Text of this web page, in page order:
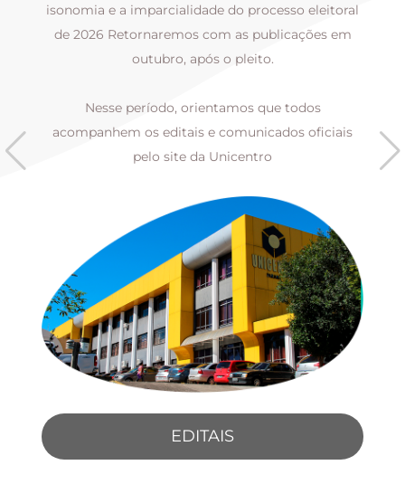
isonomia e a imparcialidade do processo eleitoral
de 2026 Retornaremos com as publicações em
outubro, após o pleito.
Nesse período, orientamos que todos
acompanhem os editais e comunicados oficiais
pelo site da Unicentro
EDITAIS